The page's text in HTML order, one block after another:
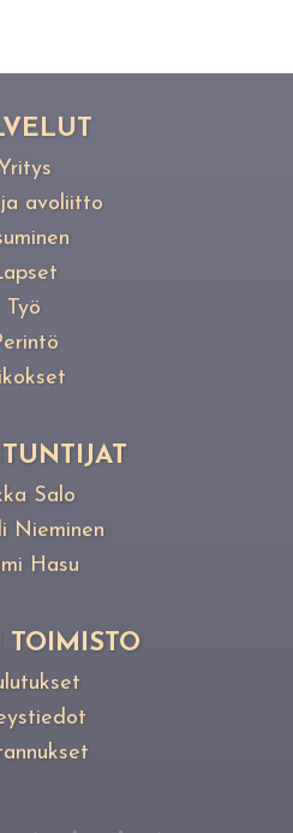
Yritys
avoliitto
Työ
Salo
Nieminen
Hasu
TOIMISTO